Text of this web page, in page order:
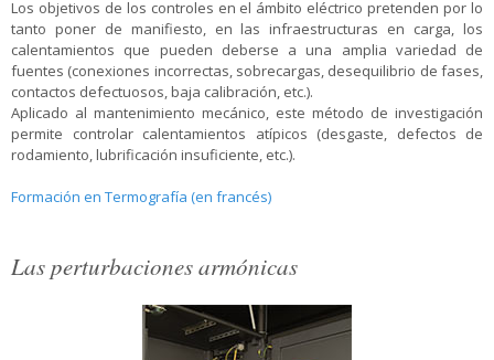
Los objetivos de los controles en el ámbito eléctrico pretenden por lo
tanto poner de manifiesto, en las infraestructuras en carga, los
calentamientos que pueden deberse a una amplia variedad de
fuentes (conexiones incorrectas, sobrecargas, desequilibrio de fases,
contactos defectuosos, baja calibración, etc.).
Aplicado al mantenimiento mecánico, este método de investigación
permite controlar calentamientos atípicos (desgaste, defectos de
rodamiento, lubrificación insuficiente, etc.).
Formación en Termografía (en francés)
Las perturbaciones armónicas